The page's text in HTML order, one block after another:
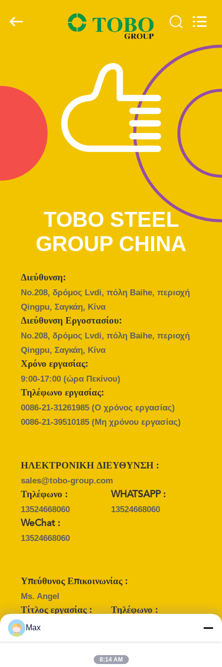
ΠΡΟΪΌΝΤΑ
ΠΕΡΊΠΟΥ
ΓΎΡΟΣ
ΕΡΓΟΣΤΑΣΊΩΝ
ΠΟΙΟΤΙΚΌΣ
ΈΛΕΓΧΟΣ
ΕΛΆΤΕ
ΕΠΑΦΉ
ΜΕ
ΝΈΑ
ΠΕΡΙΠΤΏΣΕΙΣ
SITEMAP
POLICY
CHINA.
TOBO STEEL
GROUP CHINA
Διεύθυνση:
No.208, δρόμος Lvdi, πόλη Baihe, περιοχή
Qingpu, Σαγκάη, Κίνα
Διεύθυνση Εργοστασίου:
No.208, δρόμος Lvdi, πόλη Baihe, περιοχή
Qingpu, Σαγκάη, Κίνα
Χρόνο εργασίας:
9:00-17:00 (ώρα Πεκίνου)
Τηλέφωνο εργασίας:
0086-21-31261985(Ο χρόνος εργασίας)
0086-21-39510185(Μη χρόνου εργασίας)
ΗΛΕΚΤΡΟΝΙΚΗ ΔΙΕΥΘΥΝΣΗ :
sales@tobo-group.com
Τηλέφωνο :
13524668060
WHATSAPP :
13524668060
WeChat :
13524668060
Υπεύθυνος Επικοινωνίας :
Ms. Angel
Τίτλος εργασίας :
marking Engineer
Τηλέφωνο :
WHATSAPP :
WeChat :
+8617717082304
Max
8:14 AM